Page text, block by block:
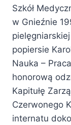
Szkół
w Gnieźnie
popiersie
Nauka –
honorową
Kapitułę
Czerwonego
internatu